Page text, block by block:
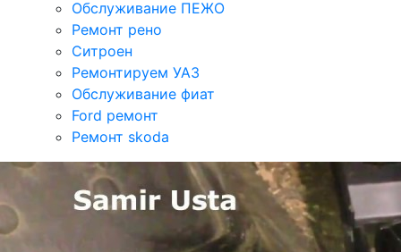
Обслуживание ПЕЖО
Ремонт рено
Ситроен
Ремонтируем УАЗ
Обслуживание фиат
Ford ремонт
Ремонт skoda